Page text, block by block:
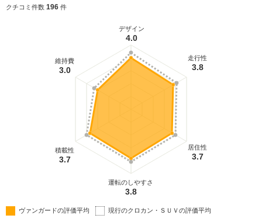
ール4WD協調制御を標準採用。（2007.8）
クチコミ件数 196 件
デザイン
4.0
走行性
3.8
居住性
3.7
運転のしやすさ
3.8
積載性
3.7
維持費
3.0
ヴァンガードの評価平均 現行のクロカン・ＳＵＶの評価平均